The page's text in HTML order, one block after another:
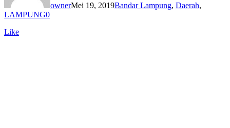
ownerMei 19, 2019Bandar Lampung, Daerah,
LAMPUNG0
Like